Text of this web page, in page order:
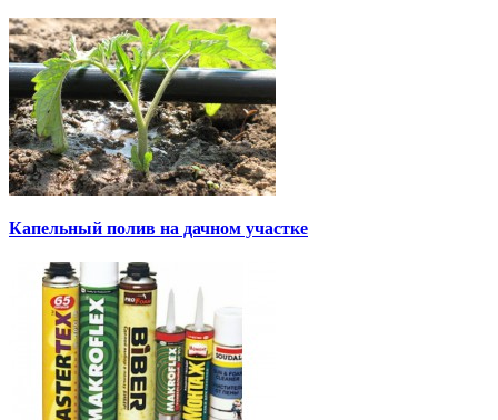
Капельный полив на дачном участке